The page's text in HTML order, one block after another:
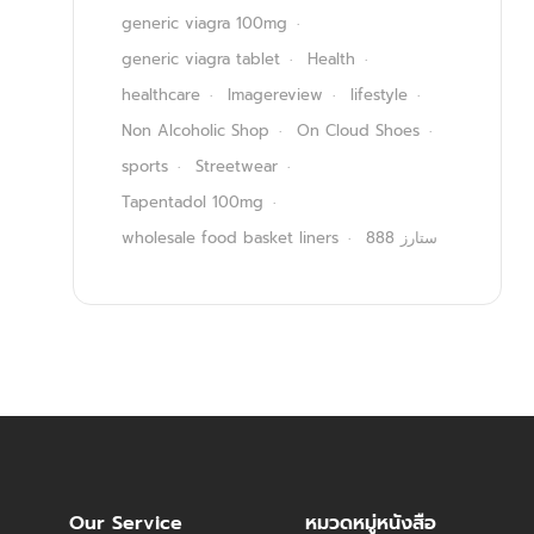
generic viagra 100mg
generic viagra tablet
Health
healthcare
Imagereview
lifestyle
Non Alcoholic Shop
On Cloud Shoes
sports
Streetwear
Tapentadol 100mg
wholesale food basket liners
ستارز 888
Our Service หมวดหมู่หนังสือ